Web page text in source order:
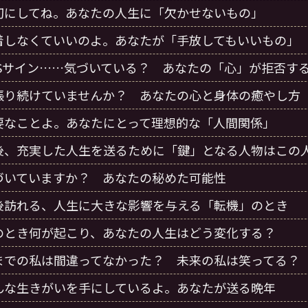
にしてね。あなたの人生に「欠かせないもの」
しなくていいのよ。あなたが「手放してもいいもの」
サイン……気づいている？ あなたの「心」が拒否す
り続けていませんか？ あなたの心と身体の癒やし方
なことよ。あなたにとって理想的な「人間関係」
、充実した人生を送るために「鍵」となる人物はこの
いていますか？ あなたの秘めた可能性
訪れる、人生に大きな影響を与える「転機」のとき
とき何が起こり、あなたの人生はどう変化する？
での私は間違ってなかった？ 未来の私は笑ってる？
な生きがいを手にしているよ。あなたが送る晩年